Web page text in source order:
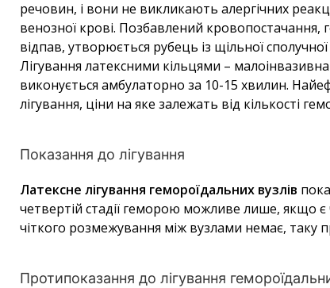
речовин, і вони не викликають алергічних
венозної крові. Позбавлений кровопостачання,
відпав, утворюється рубець із щільної
Лігування латексними кільцями – малоінвазивна
виконується амбулаторно за 10-15 хвилин.
лігування, ціни на яке залежать від кількості
Показання до лігування
Латексне лігування гемороїдальних вузлів
четвертій стадії геморою можливе лише, якщо є
чіткого розмежування між вузлами немає,
Протипоказання до лігування